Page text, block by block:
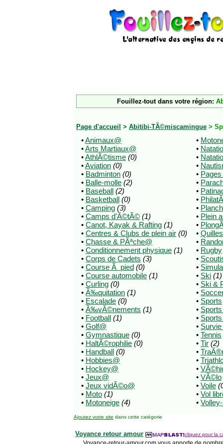
Fouillez-tout dans votre région:
Page d'accueil > Abitibi-TÃ©miscamingue >
•Animaux@
•Arts Martiaux@
•AthlÃ©tisme (0)
•Aviation (0)
• Badminton (0)
• Balle-molle (2)
• Baseball (2)
• Basketball (0)
• Camping (3)
• Camps d'Ã©tÃ© (1)
• Canot, Kayak & Rafting (1)
• Centres & Clubs de plein air (0)
• Chasse & PÃªche@
• Conditionnement physique (1)
• Corps de Cadets (3)
• Course Ã pied (0)
• Course automobile (1)
• Curling (0)
• Ã‰quitation (1)
• Escalade (0)
• Ã‰vÃ©nements (1)
• Football (1)
• Golf@
• Gymnastique (0)
• HaltÃ©rophilie (0)
• Handball (0)
• Hobbies@
• Hockey@
• Jeux@
• Jeux vidÃ©o@
• Moto (1)
• Motoneige (4)
•
•
•
•
•
•
•
•
•
• Plein
•
• Quilles
•
• Rugby
•
•
• Ski (1)
• Ski &
•
• Sports
•
•
• Survie
• Tennis
• Tir (2)
•
•
•
• VÃ©lo
• Voile
• Vol
•
Ajoutez votre site dans cette catégorie
Voyance retour amour cliquez pour la